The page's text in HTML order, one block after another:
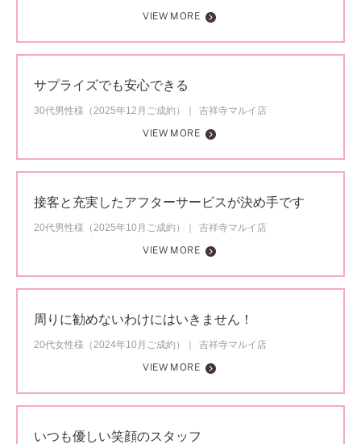
VIEW MORE
サプライズでも安心できる
30代男性様（2025年12月ご成約）
吉祥寺マルイ店
VIEW MORE
接客と充実したアフターサービスが決め手です
20代男性様（2025年10月ご成約）
吉祥寺マルイ店
VIEW MORE
周りに勧めないわけにはいきません！
20代女性様（2024年10月ご成約）
吉祥寺マルイ店
VIEW MORE
いつも優しい笑顔のスタッフ